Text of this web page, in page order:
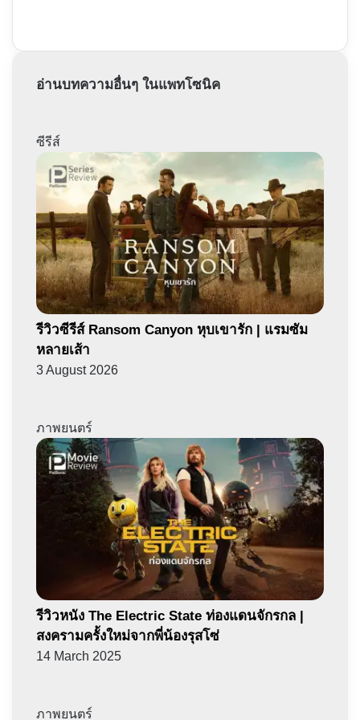
อ่านบทความอื่นๆ ในแพทโซนิค
ซีรีส์
รีวิวซีรีส์ Ransom Canyon หุบเขารัก | แรมซัม
หลายเส้า
3 August 2026
ภาพยนตร์
รีวิวหนัง The Electric State ท่องแดนจักรกล |
สงครามครั้งใหม่จากพี่น้องรุสโซ่
14 March 2025
ภาพยนตร์